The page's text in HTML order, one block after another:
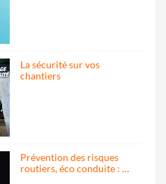
La sécurité sur vos
chantiers
Prévention des risques
routiers, éco conduite : …